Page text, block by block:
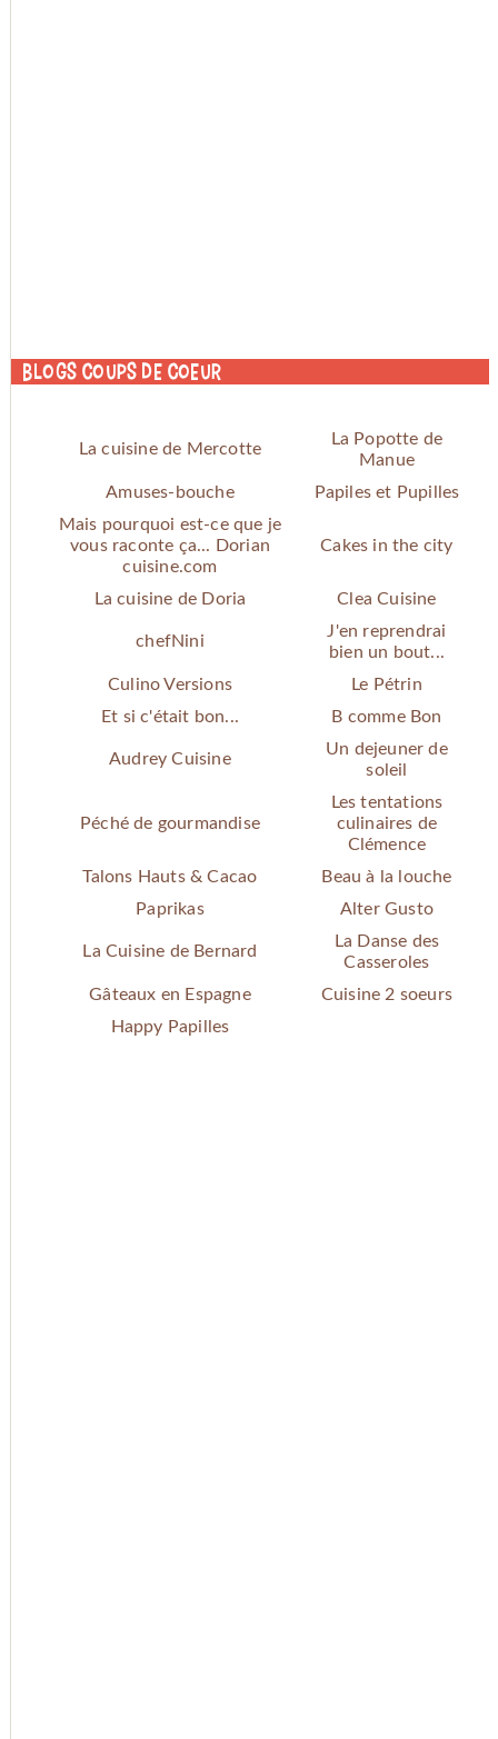
Blogs coups de coeur
La cuisine de Mercotte
La Popotte de
Manue
Amuses-bouche
Papiles et Pupilles
Mais pourquoi est-ce que je
vous raconte ça... Dorian
cuisine.com
Cakes in the city
La cuisine de Doria Clea Cuisine
chefNini
J'en reprendrai
bien un bout...
Culino Versions
Le Pétrin
Et si c'était bon...
B comme Bon
Audrey Cuisine
Un dejeuner de
soleil
Péché de gourmandise
Les tentations
culinaires de
Clémence
Talons Hauts & Cacao
Beau à la louche
Paprikas
Alter Gusto
La Cuisine de Bernard
La Danse des
Casseroles
Gâteaux en Espagne
Cuisine 2 soeurs
Happy Papilles